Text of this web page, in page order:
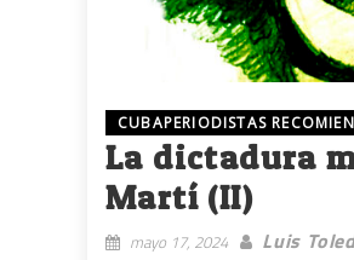
CUBAPERIODISTAS
La dictadura
Martí (II)
mayo 17, 2024 Luis